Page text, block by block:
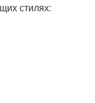
стилях: